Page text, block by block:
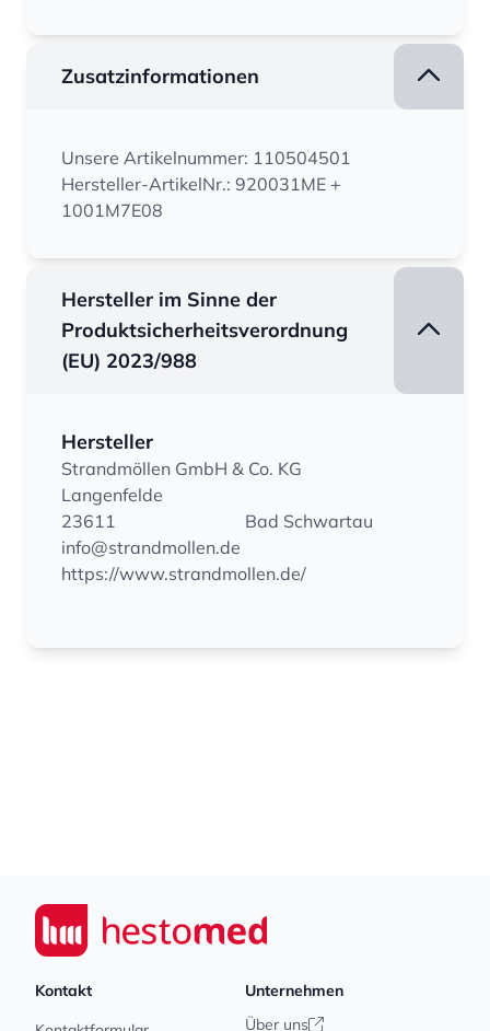
Zusatzinformationen
Unsere Artikelnummer: 110504501
Hersteller-ArtikelNr.: 920031ME +
1001M7E08
Hersteller im Sinne der
Produktsicherheitsverordnung
(EU) 2023/988
Hersteller
Strandmöllen GmbH & Co. KG
Langenfelde
23611
Bad Schwartau
info@strandmollen.de
https://www.strandmollen.de/
Seiwert GmbH
Kontakt
Unternehmen
Über uns